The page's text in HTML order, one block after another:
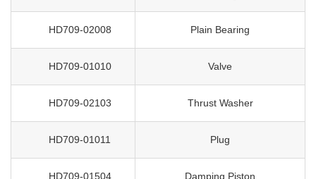
HD709-02008 Plain Bearing
HD709-01010 Valve
HD709-02103 Thrust Washer
HD709-01011 Plug
HD709-01504 Damping Piston